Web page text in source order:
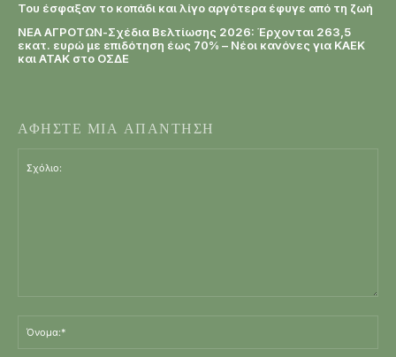
Του έσφαξαν το κοπάδι και λίγο αργότερα έφυγε από τη ζωή
ΝΕΑ ΑΓΡΟΤΩΝ-Σχέδια Βελτίωσης 2026: Έρχονται 263,5
εκατ. ευρώ με επιδότηση έως 70% – Νέοι κανόνες για ΚΑΕΚ
και ΑΤΑΚ στο ΟΣΔΕ
ΑΦΗΣΤΕ ΜΙΑ ΑΠΑΝΤΗΣΗ